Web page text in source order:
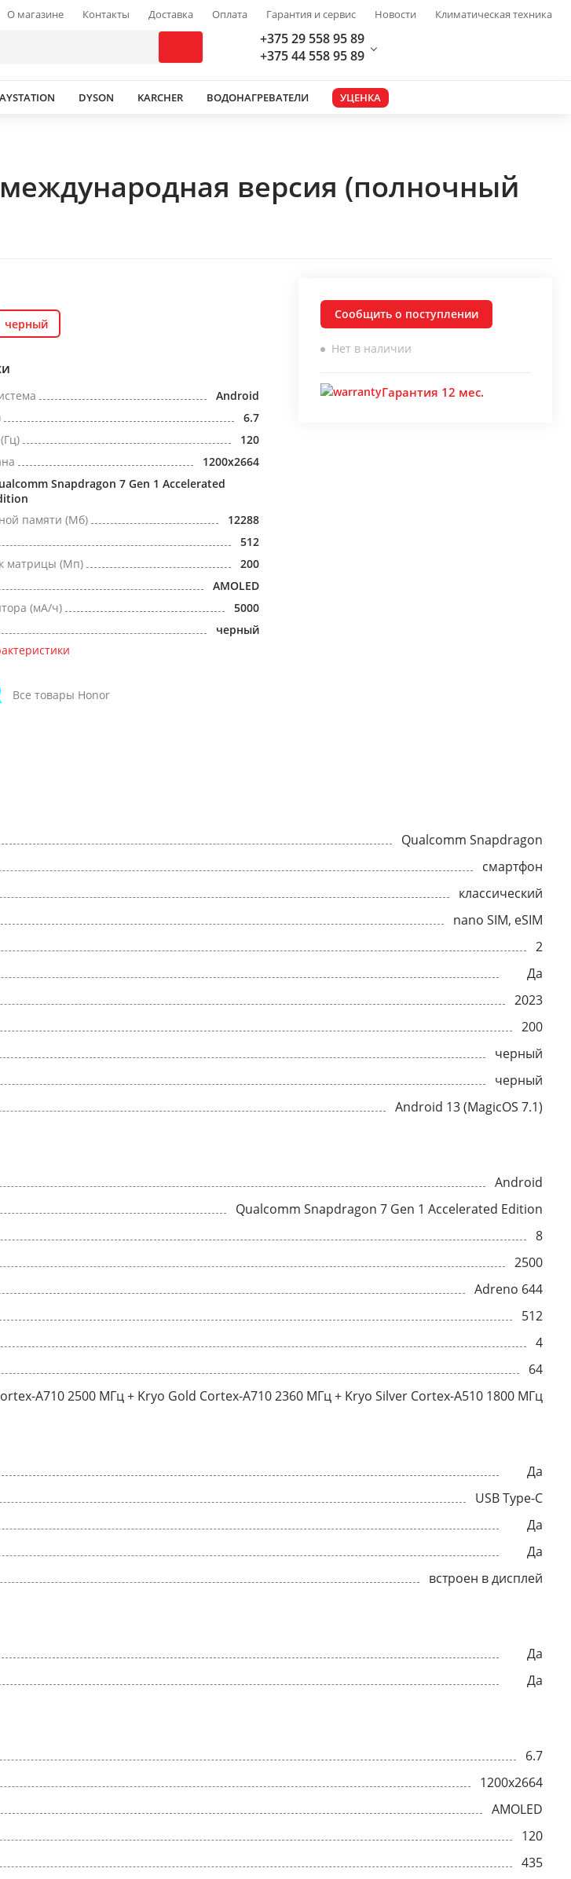
О магазине Контакты Доставка Оплата Гарантия и сервис Новости Климатическая техника
+375 29 558 95 89
+375 44 558 95 89
DYSON KARCHER ВОДОНАГРЕВАТЕЛИ УЦЕНКА
версия (полночный
черный
Android
6.7
120
1200x2664
Snapdragon 7 Gen 1 Accelerated
памяти (Мб)
12288
512
матрицы (Мп)
200
AMOLED
(мА/ч)
5000
черный
Все товары Honor
Сообщить о поступлении
Нет в наличии
Гарантия 12 мес.
Qualcomm Snapdragon
смартфон
классический
nano SIM, eSIM
2
Да
2023
200
черный
черный
Android 13 (MagicOS 7.1)
Android
Qualcomm Snapdragon 7 Gen 1 Accelerated Edition
8
2500
Adreno 644
512
4
64
A710 2500 МГц + Kryo Gold Cortex-A710 2360 МГц + Kryo Silver Cortex-A510 1800 МГц
Да
USB Type-C
Да
Да
встроен в дисплей
Да
Да
6.7
1200x2664
AMOLED
120
435